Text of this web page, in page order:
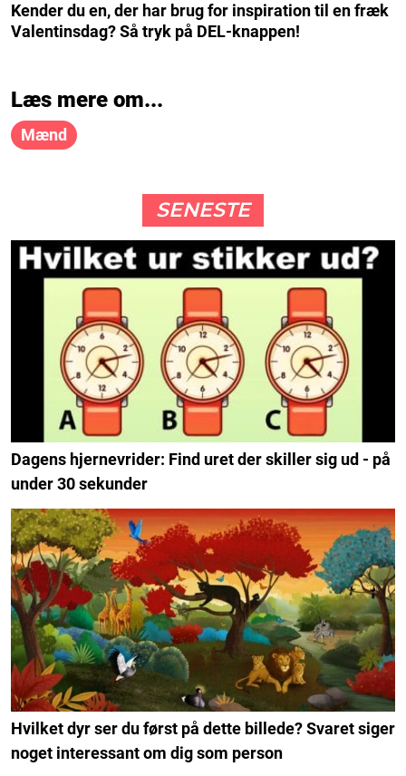
Kender du en, der har brug for inspiration til en fræk
Valentinsdag? Så tryk på DEL-knappen!
Læs mere om...
Mænd
SENESTE
Dagens hjernevrider: Find uret der skiller sig ud - på
under 30 sekunder
Hvilket dyr ser du først på dette billede? Svaret siger
noget interessant om dig som person